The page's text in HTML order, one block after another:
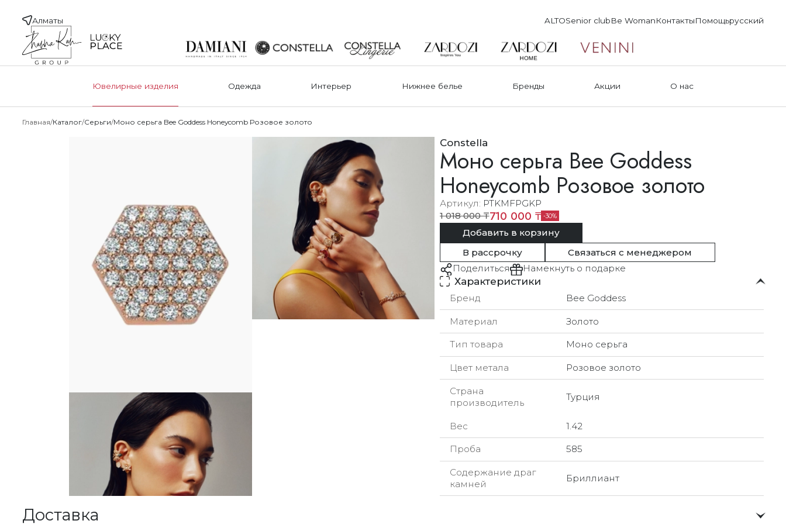
Алматы ALTOSenior clubBe WomanКонтактыПомощьрусский
Ювелирные изделия Одежда Интерьер Нижнее белье Бренды Акции О нас
Главная Каталог Серьги Моно серьга Bee Goddess Honeycomb Розовое золото
Constella
Моно серьга Bee Goddess
Honeycomb Розовое золото
Артикул PTKMFPGKP
1 018 000 ₸710 000 ₸ 30
Добавить в корзину
В рассрочку
Связаться с менеджером
Поделиться
Намекнуть о подарке
Характеристики
Бренд Bee Goddess
Материал Золото
Тип товара Моно серьга
Цвет метала Розовое золото
Страна
производитель
Турция
Вес 1.42
Проба 585
Содержание драг
камней
Бриллиант
Доставка